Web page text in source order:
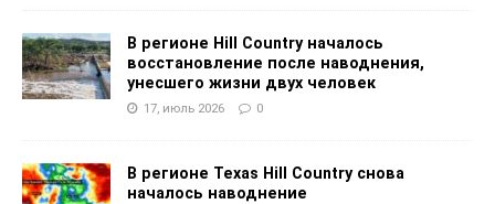
В регионе Hill Country началось
восстановление после наводнения,
унесшего жизни двух человек
17, июль 2026 0
В регионе Texas Hill Country снова
началось наводнение